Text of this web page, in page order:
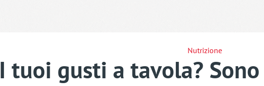
Nutrizione
I tuoi gusti a tavola?